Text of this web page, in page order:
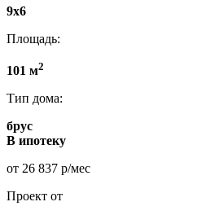
9x6
Площадь:
101 м2
Тип дома:
брус
В ипотеку
от 26 837 р/мес
Проект от